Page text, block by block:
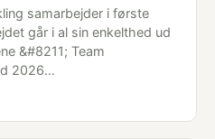
samarbejder i første
går i al sin enkelthed ud
&#8211; Team
2026…